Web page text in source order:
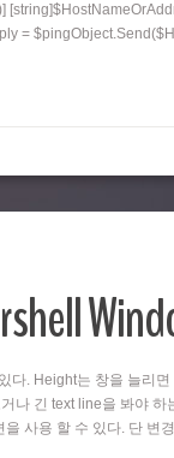
=
. Height는 창을 늘리
나 긴 text line을 봐야 하
사용 할 수 있다. 단 변